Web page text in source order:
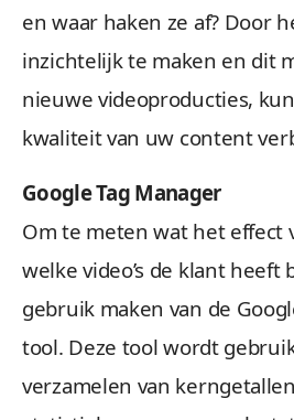
en waar haken ze af? Door
inzichtelijk te maken en dit
nieuwe videoproducties,
kwaliteit van uw content
Google Tag Manager
Om te meten wat het effect
welke video’s de klant heeft
gebruik maken van de
tool. Deze tool wordt
verzamelen van